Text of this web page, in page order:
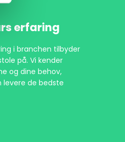
erfaring
i branchen tilbyder
på. Vi kender
og dine behov,
levere de bedste